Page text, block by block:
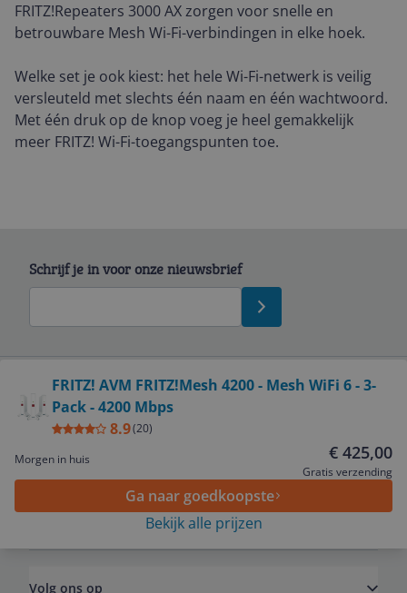
FRITZ!Repeaters 3000 AX zorgen voor snelle en
betrouwbare Mesh Wi-Fi-verbindingen in elke hoek.
Welke set je ook kiest: het hele Wi-Fi-netwerk is veilig
versleuteld met slechts één naam en één wachtwoord.
Met één druk op de knop voeg je heel gemakkelijk
meer FRITZ! Wi-Fi-toegangspunten toe.
FRITZ! AVM FRITZ!Mesh 4200 - Mesh WiFi 6 - 3-
Pack - 4200 Mbps
8.9(20)
Morgen in huis
€ 425,00
Gratis verzending
Ga naar goedkoopste
Bekijk alle prijzen
Schrijf je in voor onze nieuwsbrief
Service
Algemeen
Volg ons op